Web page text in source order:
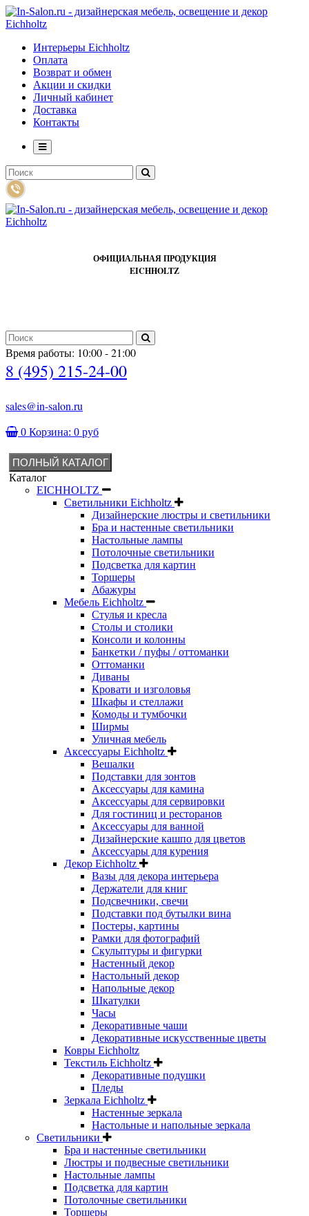
Интерьеры Eichholtz
Оплата
Возврат и обмен
Акции и скидки
Личный кабинет
Доставка
Контакты
ОФИЦИАЛЬНАЯ ПРОДУКЦИЯ
EICHHOLTZ
Время работы: 10:00 - 21:00
8 (495) 215-24-00
sales@in-salon.ru
0 Корзина: 0 руб
ПОЛНЫЙ КАТАЛОГ
Каталог
EICHHOLTZ
Светильники Eichholtz
Дизайнерские люстры и светильники
Бра и настенные светильники
Настольные лампы
Потолочные светильники
Подсветка для картин
Торшеры
Абажуры
Мебель Eichholtz
Стулья и кресла
Столы и столики
Консоли и колонны
Банкетки / пуфы / оттоманки
Оттоманки
Диваны
Кровати и изголовья
Шкафы и стеллажи
Комоды и тумбочки
Ширмы
Уличная мебель
Аксессуары Eichholtz
Вешалки
Подставки для зонтов
Аксессуары для камина
Аксессуары для сервировки
Для гостиниц и ресторанов
Аксессуары для ванной
Дизайнерские кашпо для цветов
Аксессуары для курения
Декор Eichholtz
Вазы для декора интерьера
Держатели для книг
Подсвечники, свечи
Подставки под бутылки вина
Постеры, картины
Рамки для фотографий
Скульптуры и фигурки
Настенный декор
Настольный декор
Напольные декор
Шкатулки
Часы
Декоративные чаши
Декоративные искусственные цветы
Ковры Eichholtz
Текстиль Eichholtz
Декоративные подушки
Пледы
Зеркала Eichholtz
Настенные зеркала
Настольные и напольные зеркала
Светильники
Бра и настенные светильники
Люстры и подвесные светильники
Настольные лампы
Подсветка для картин
Потолочные светильники
Торшеры